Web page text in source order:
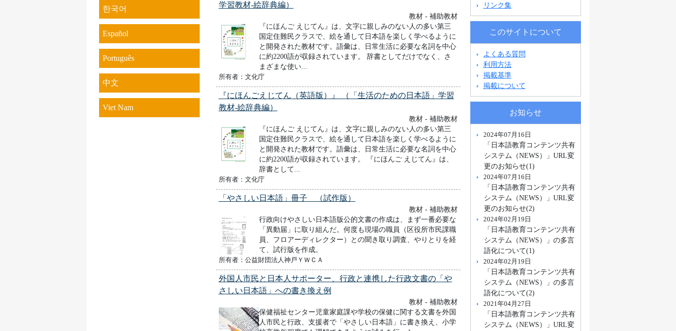
한국어
Español
Português
中文
Viet Nam
学習教材-絵辞典編）
教材 - 補助教材
『にほんご えじてん』は、文字に親しみのない人の多い第三
国定住難民クラスで、絵を通して日本語を楽しく学べるように
と開発された教材です。語彙は、日常生活に必要な名詞を中心
に約2200語が収録されています。 辞書としてだけでなく、さ
まざまな使い...
所有者：文化庁
『にほんごえじてん（英語版）』 （「生活のための日本語」学習
教材-絵辞典編）
教材 - 補助教材
『にほんご えじてん』は、文字に親しみのない人の多い第三
国定住難民クラスで、絵を通して日本語を楽しく学べるように
と開発された教材です。語彙は、日常生活に必要な名詞を中心
に約2200語が収録されています。 『にほんご えじてん』は、
辞書として...
所有者：文化庁
「やさしい日本語」冊子 （試作版）
教材 - 補助教材
行政向けやさしい日本語版公的文書の作成は、まず一番必要な
「異動届」に取り組んだ。何度も現場の職員（区役所市民課職
員、フロアーディレクター）との聞き取り調査、やりとりを経
て、試行版を作成。
所有者：公益財団法人神戸ＹＷＣＡ
外国人市民と日本人サポーター、行政と連携した行政文書の「や
さしい日本語」への書き換え例
教材 - 補助教材
保健福祉センター児童家庭課や学校の保健に関する文書を外国
人市民と行政、支援者で「やさしい日本語」に書き換え、小学
リンク集
このサイトについて
よくある質問
利用方法
掲載基準
掲載について
お知らせ
2024年07月16日
「日本語教育コンテンツ共有
システム（NEWS）」URL変
更のお知らせ(1)
2024年07月16日
「日本語教育コンテンツ共有
システム（NEWS）」URL変
更のお知らせ(2)
2024年02月19日
「日本語教育コンテンツ共有
システム（NEWS）」の多言
語化について(1)
2024年02月19日
「日本語教育コンテンツ共有
システム（NEWS）」の多言
語化について(2)
2021年04月27日
「日本語教育コンテンツ共有
システム（NEWS）」URL変